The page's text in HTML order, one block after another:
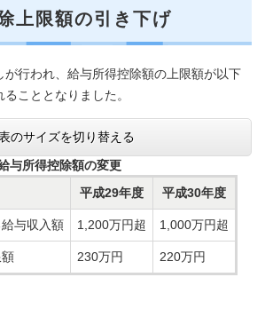
上限額の引き下げ
が行われ、給与所得控除額の上限額が以下
こととなりました。
のサイズを切り替える
与所得控除額の変更
平成29年度
平成30年度
給与収入額 1,200万円超 1,000万円超
230万円 220万円